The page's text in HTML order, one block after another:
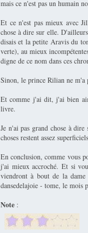
mais ce n'est pas un humain
Et ce n'est pas mieux avec
chose à dire sur elle.
disais et la petite Aravis du
verte), au mieux
digne de ce nom dans ces
Sinon, le prince Rilian ne m'a
Et comme j'ai dit, j'ai bien
livre.
Je n'ai pas grand chose à
choses restent assez
En conclusion, comme vous
j'ai mieux accroché. Et si
viendront à bout de la
dansedelajoie - tome, le mois
Note :